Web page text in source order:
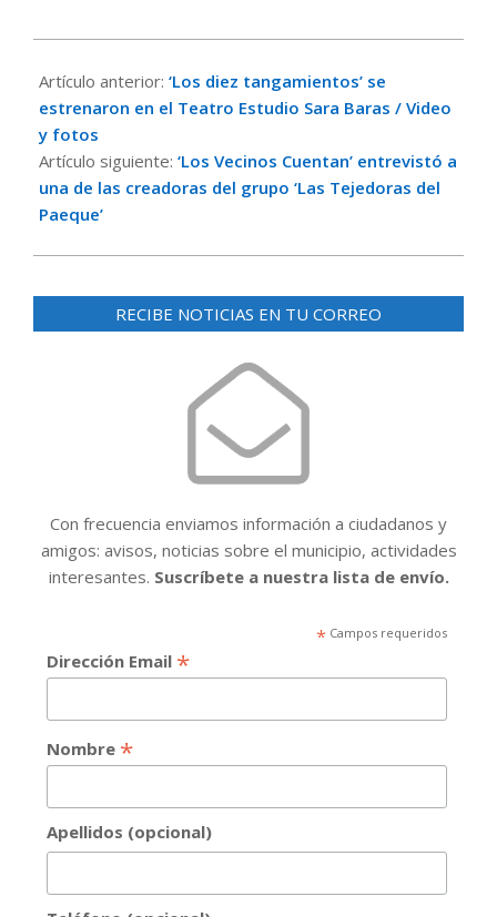
11-
14
Artículo anterior: ‘Los diez tangamientos’ se
estrenaron en el Teatro Estudio Sara Baras / Video
y fotos
Artículo siguiente: ‘Los Vecinos Cuentan’ entrevistó a
una de las creadoras del grupo ‘Las Tejedoras del
Paeque’
RECIBE NOTICIAS EN TU CORREO
Con frecuencia enviamos información a ciudadanos y
amigos: avisos, noticias sobre el municipio, actividades
interesantes. Suscríbete a nuestra lista de envío.
*Campos requeridos
Dirección Email *
Nombre *
Apellidos (opcional)